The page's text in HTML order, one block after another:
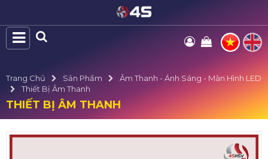
Trang Chủ Sản Phẩm
Âm Thanh - Ánh Sáng - Màn Hình LED
Thiết Bị Âm Thanh
THIẾT BỊ ÂM THANH